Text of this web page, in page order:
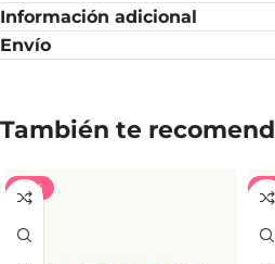
Información adicional
Envío
También te
-35% -